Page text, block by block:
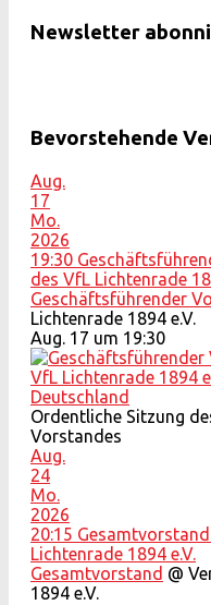
Newsletter
Bevorstehende
Aug.
17
Mo.
2026
19:30
des VfL Lichtenrade
Geschäftsführender
Lichtenrade 1894 e.V.
Aug. 17 um 19:30
Ordentliche Sitzung
Vorstandes
Aug.
24
Mo.
2026
20:15 Gesamtvorstand
Lichtenrade 1894 e.V.
Gesamtvorstand @
1894 e.V.